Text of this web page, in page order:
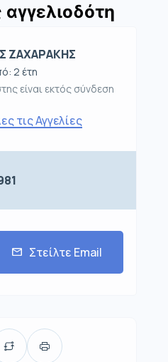
ΖΑΧΑΡΑΚΗΣ
2 έτη
είναι εκτός σύνδεση
τις Αγγελίες
Στείλτε Email